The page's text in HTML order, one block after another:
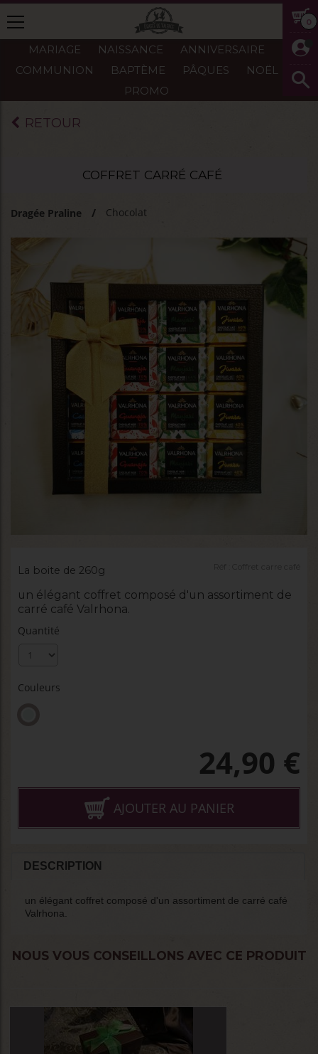
0
MARIAGE NAISSANCE
ANNIVERSAIRE
COMMUNION
BAPTÈME PÂQUES
NOËL
PROMO
RETOUR
COFFRET CARRÉ CAFÉ
Dragée Praline Chocolat
La boite de 260g
un élégant coffret composé d'un assortiment de
carré café Valrhona.
Quantité
Couleurs
24,90 €
AJOUTER AU PANIER
DESCRIPTION
un élégant coffret composé d'un assortiment de carré café
Valrhona.
NOUS VOUS CONSEILLONS AVEC CE PRODUIT